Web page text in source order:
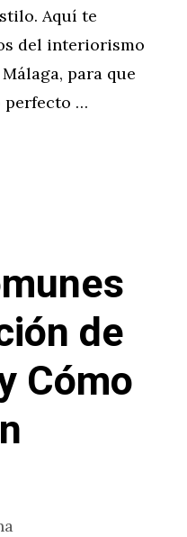
Aquí te
del interiorismo
para que
perfecto …
de
Cómo